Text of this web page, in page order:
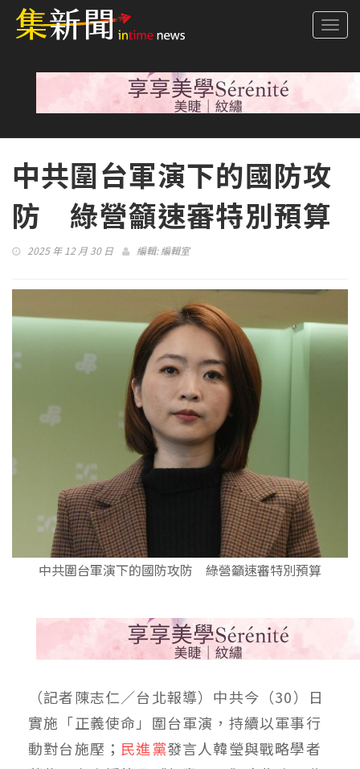
中共圍台軍演下的國防攻
防 綠營籲速審特別預算
2025 年 12 月 30 日 編輯:編輯室
中共圍台軍演下的國防攻防 綠營籲速審特別預算
（記者陳志仁／台北報導）中共今（30）日
實施「正義使命」圍台軍演，持續以軍事行
動對台施壓； 民進黨發言人韓瑩與戰略學者